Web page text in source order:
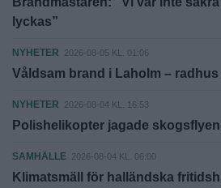
lyckas”
NYHETER 2026-08-05 KL. 01:06
Våldsam brand i Laholm –
NYHETER 2026-08-04 KL. 16:53
Polishelikopter jagade
SAMHÄLLE 2026-08-04 KL. 06:00
Klimatsmäll för halländska